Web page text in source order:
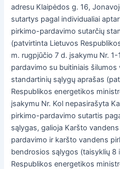
adresu Klaipėdos g. 16,
sutartys pagal individualiai
pirkimo-pardavimo sutarčių
(patvirtinta Lietuvos
m. rugpjūčio 7 d. įsakymu Nr.
pardavimo su buitiniais
standartinių sąlygų aprašas
Respublikos energetikos
įsakymu Nr. Kol nepasirašyta
pirkimo-pardavimo sutartis
sąlygas, galioja Karšto
pardavimo ir karšto vandens
bendrosios sąlygos (taisyklių 8
Respublikos energetikos